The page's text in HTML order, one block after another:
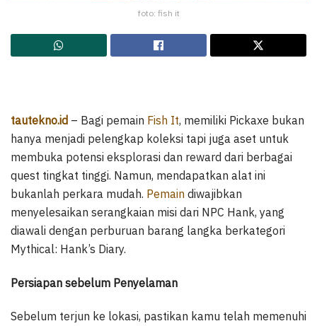
foto: fish it
tautekno.id – Bagi pemain Fish It, memiliki Pickaxe bukan
hanya menjadi pelengkap koleksi tapi juga aset untuk
membuka potensi eksplorasi dan reward dari berbagai
quest tingkat tinggi. Namun, mendapatkan alat ini
bukanlah perkara mudah. Pemain diwajibkan
menyelesaikan serangkaian misi dari NPC Hank, yang
diawali dengan perburuan barang langka berkategori
Mythical: Hank’s Diary.
Persiapan sebelum Penyelaman
Sebelum terjun ke lokasi, pastikan kamu telah memenuhi